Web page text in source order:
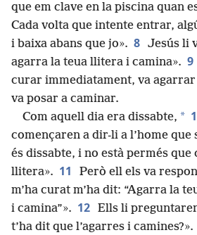
que em clave en la piscina quan
Cada volta que intente entrar,
i baixa abans que jo». 8 Jesús li
agarra la teua llitera i camina». 9
curar immediatament, va
va posar a caminar.
Com aquell dia era dissabte, *
començaren a dir-li a l’home que
és dissabte, i no està permés que
llitera». 11
Però ell els va
m’ha curat m’ha dit: “Agarra la
i camina”». 12 Ells li
t’ha dit que l’agarres i camines?».